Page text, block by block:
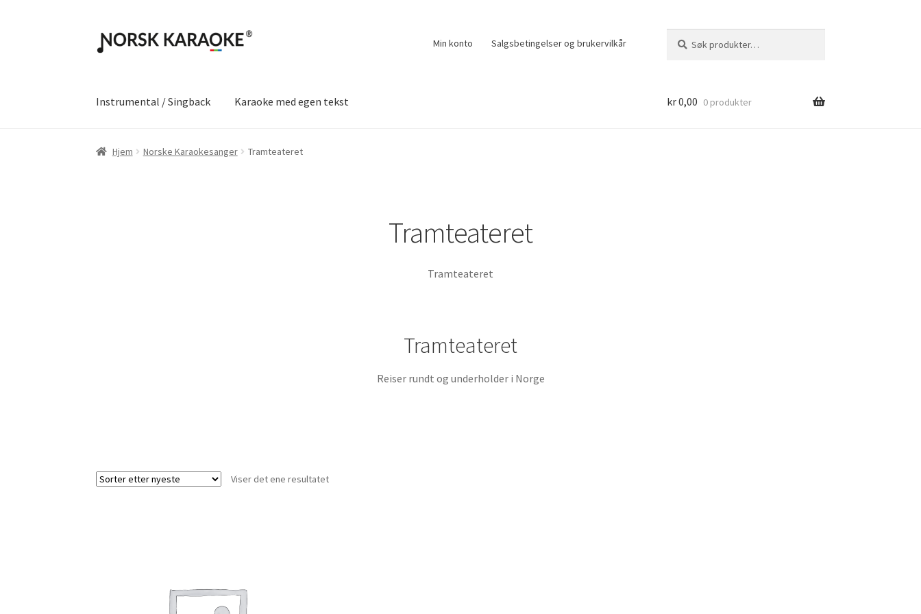
Hopp
til
Hopp
til
Min konto Salgsbetingelser og brukervilkår
etter:
Instrumental / Singback Karaoke med egen tekst kr0,00 0 produkter
Hjem Norske Karaokesanger Tramteateret
Tramteateret
Tramteateret
Tramteateret
Reiser rundt og underholder i Norge
Viser det ene resultatet